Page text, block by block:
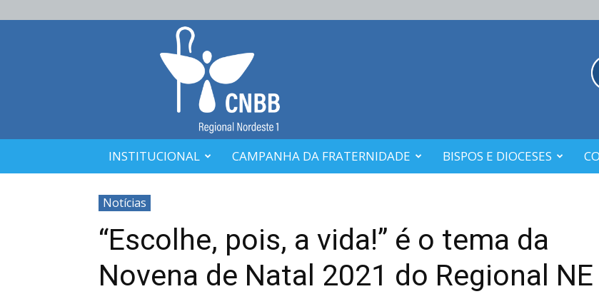
Nordeste
INSTITUCIONAL CAMPANHA DA FRATERNIDADE BISPOS E DIOCESES
Notícias
“Escolhe, pois, a vida!” é o tema da
Novena de Natal 2021 do Regional NE